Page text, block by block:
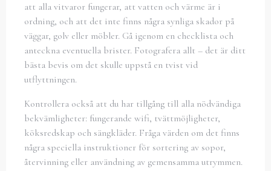
att alla vitvaror fungerar, att vatten och värme är i
ordning, och att det inte finns några synliga skador på
väggar, golv eller möbler. Gå igenom en checklista och
anteckna eventuella brister. Fotografera allt – det är ditt
bästa bevis om det skulle uppstå en tvist vid
utflyttningen.
Kontrollera också att du har tillgång till alla nödvändiga
bekvämligheter: fungerande wifi, tvättmöjligheter,
köksredskap och sängkläder. Fråga värden om det finns
några speciella instruktioner för sortering av sopor,
återvinning eller användning av gemensamma utrymmen.